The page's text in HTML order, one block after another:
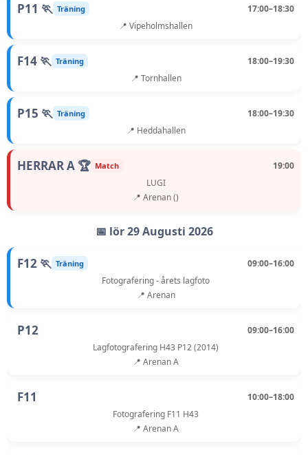
P11 🏃 Träning
17:00–18:30
📍 Vipeholmshallen
F14 🏃 Träning
18:00–19:30
📍 Tornhallen
P15 🏃 Träning
18:00–19:30
📍 Heddahallen
HERRAR A 🏆 Match
19:00
LUGI
📍 Arenan ()
📅 lör 29 Augusti 2026
F12 🏃 Träning
09:00–16:00
Fotografering - årets lagfoto
📍 Arenan
P12
09:00–16:00
Lagfotografering H43 P12 (2014)
📍 Arenan A
F11
10:00–18:00
Fotografering F11 H43
📍 Arenan A